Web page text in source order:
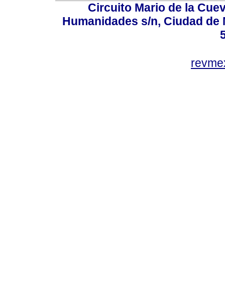
Circuito Mario de la
Humanidades s/n, Ciudad de